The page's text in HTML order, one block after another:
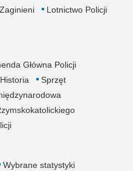
Zaginieni
Lotnictwo Policji
Główna Policji
Historia
Sprzęt
Wybrane statystyki